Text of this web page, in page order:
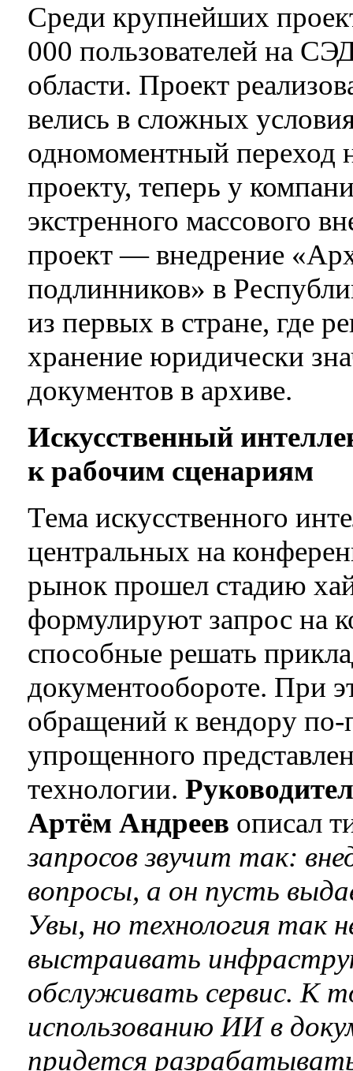
Среди крупнейших
000 пользователей на
области. Проект
велись в сложных
одномоментный переход
проекту, теперь у
экстренного массового
проект — внедрение
подлинников» в
из первых в стране, где
хранение юридически
документов в архиве.
Искусственный
к рабочим сценариям
Тема искусственного
центральных на
рынок прошел стадию
формулируют запрос на
способные решать
документообороте. При
обращений к вендору по-
упрощенного
технологии.
Артём Андреев описал
запросов звучит так:
вопросы, а он пусть
Увы, но технология так
выстраивать
обслуживать сервис. К
использованию ИИ в
придется